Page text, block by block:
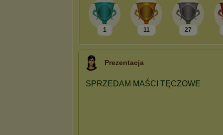
1 11 27
Prezentacja